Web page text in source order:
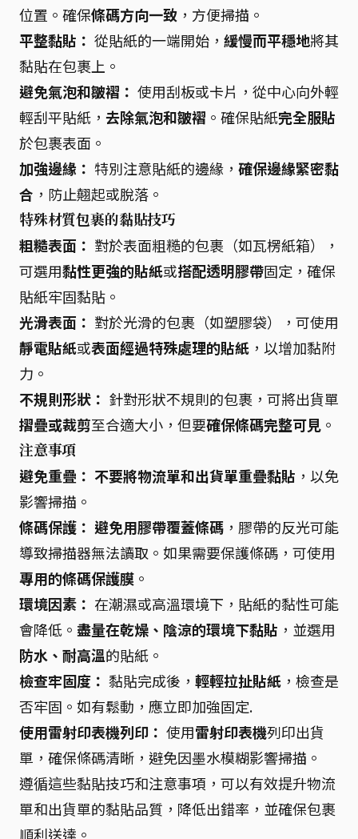
位置。確保條碼方向一致 ，方便掃描。
平整黏貼： 從貼紙的一端開始， 緩慢而平穩地將其
黏貼在包裹上。
避免氣泡和皺褶： 使用刮板或卡片，從中心向外輕
輕刮平貼紙， 去除氣泡和皺褶 。確保貼紙完全服貼
於包裹表面。
加強邊緣： 特別注意貼紙的邊緣， 確保邊緣緊密黏
合 ，防止翹起或脫落。
特殊材質包裹的黏貼技巧
粗糙表面： 對於表面粗糙的包裹（如瓦楞紙箱），
可選用黏性更強的貼紙或搭配透明膠帶固定，確保
貼紙牢固黏貼。
光滑表面： 對於光滑的包裹（如塑膠袋），可使用
靜電貼紙或表面經過特殊處理的貼紙 ，以增加黏附
力。
不規則形狀： 針對形狀不規則的包裹，可將出貨單
摺疊或裁剪至合適大小，但要確保條碼完整可見 。
注意事項
避免重疊： 不要將物流單和出貨單重疊黏貼 ，以免
影響掃描。
條碼保護： 避免用膠帶覆蓋條碼 ，膠帶的反光可能
導致掃描器無法讀取。如果需要保護條碼，可使用
專用的條碼保護膜 。
環境因素： 在潮濕或高溫環境下，貼紙的黏性可能
會降低。 盡量在乾燥、陰涼的環境下黏貼 ，並選用
防水、耐高溫的貼紙。
檢查牢固度： 黏貼完成後， 輕輕拉扯貼紙 ，檢查是
否牢固。如有鬆動，應立即加強固定.
使用雷射印表機列印： 使用雷射印表機列印出貨
單，確保條碼清晰，避免因墨水模糊影響掃描。
遵循這些黏貼技巧和注意事項，可以有效提升物流
單和出貨單的黏貼品質，降低出錯率，並確保包裹
順利送達。